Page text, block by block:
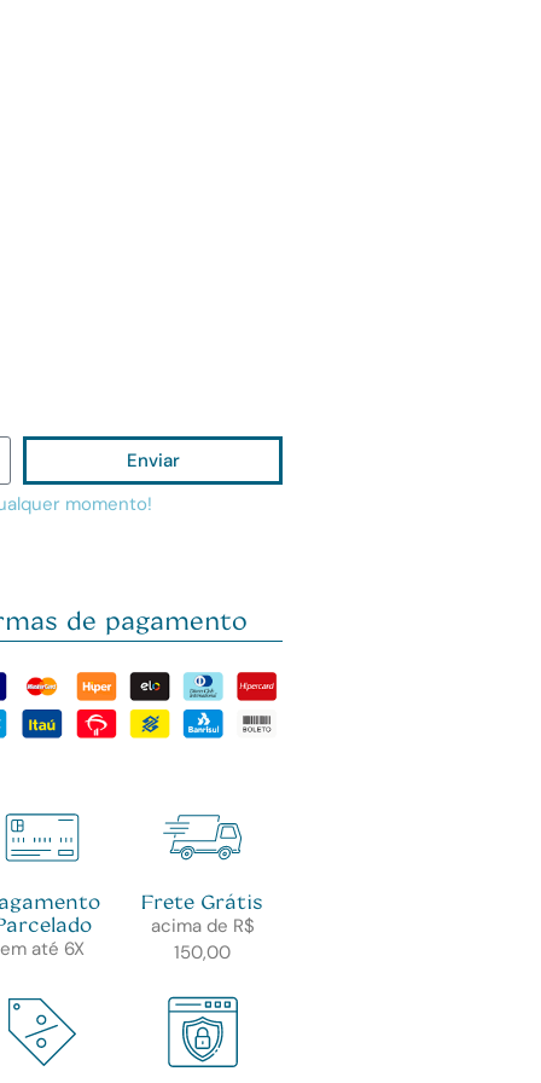
Enviar
momento!
de pagamento
em até 6X
Frete Grátis
acima de R$
150,00